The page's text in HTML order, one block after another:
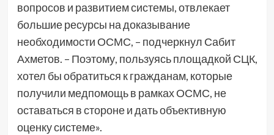
вопросов и развитием системы, отвлекает
большие ресурсы на доказывание
необходимости ОСМС, – подчеркнул Сабит
Ахметов. – Поэтому, пользуясь площадкой СЦК,
хотел бы обратиться к гражданам, которые
получили медпомощь в рамках ОСМС, не
оставаться в стороне и дать объективную
оценку системе».